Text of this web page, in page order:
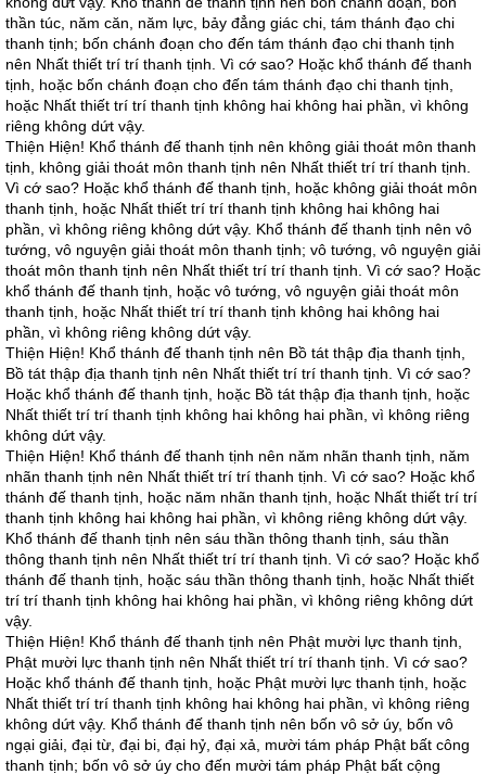
thần túc, năm căn, năm lực, bảy đẳng giác chi, tám thánh đạo chi
thanh tịnh; bốn chánh đoạn cho đến tám thánh đạo chi thanh tịnh
nên Nhất thiết trí trí thanh tịnh. Vì cớ sao? Hoặc khổ thánh đế thanh
tịnh, hoặc bốn chánh đoạn cho đến tám thánh đạo chi thanh tịnh,
hoặc Nhất thiết trí trí thanh tịnh không hai không hai phần, vì không
riêng không dứt vậy.
Thiện Hiện! Khổ thánh đế thanh tịnh nên không giải thoát môn thanh
tịnh, không giải thoát môn thanh tịnh nên Nhất thiết trí trí thanh tịnh.
Vì cớ sao? Hoặc khổ thánh đế thanh tịnh, hoặc không giải thoát môn
thanh tịnh, hoặc Nhất thiết trí trí thanh tịnh không hai không hai
phần, vì không riêng không dứt vậy. Khổ thánh đế thanh tịnh nên vô
tướng, vô nguyện giải thoát môn thanh tịnh; vô tướng, vô nguyện giải
thoát môn thanh tịnh nên Nhất thiết trí trí thanh tịnh. Vì cớ sao? Hoặc
khổ thánh đế thanh tịnh, hoặc vô tướng, vô nguyện giải thoát môn
thanh tịnh, hoặc Nhất thiết trí trí thanh tịnh không hai không hai
phần, vì không riêng không dứt vậy.
Thiện Hiện! Khổ thánh đế thanh tịnh nên Bồ tát thập địa thanh tịnh,
Bồ tát thập địa thanh tịnh nên Nhất thiết trí trí thanh tịnh. Vì cớ sao?
Hoặc khổ thánh đế thanh tịnh, hoặc Bồ tát thập địa thanh tịnh, hoặc
Nhất thiết trí trí thanh tịnh không hai không hai phần, vì không riêng
không dứt vậy.
Thiện Hiện! Khổ thánh đế thanh tịnh nên năm nhãn thanh tịnh, năm
nhãn thanh tịnh nên Nhất thiết trí trí thanh tịnh. Vì cớ sao? Hoặc khổ
thánh đế thanh tịnh, hoặc năm nhãn thanh tịnh, hoặc Nhất thiết trí trí
thanh tịnh không hai không hai phần, vì không riêng không dứt vậy.
Khổ thánh đế thanh tịnh nên sáu thần thông thanh tịnh, sáu thần
thông thanh tịnh nên Nhất thiết trí trí thanh tịnh. Vì cớ sao? Hoặc khổ
thánh đế thanh tịnh, hoặc sáu thần thông thanh tịnh, hoặc Nhất thiết
trí trí thanh tịnh không hai không hai phần, vì không riêng không dứt
vậy.
Thiện Hiện! Khổ thánh đế thanh tịnh nên Phật mười lực thanh tịnh,
Phật mười lực thanh tịnh nên Nhất thiết trí trí thanh tịnh. Vì cớ sao?
Hoặc khổ thánh đế thanh tịnh, hoặc Phật mười lực thanh tịnh, hoặc
Nhất thiết trí trí thanh tịnh không hai không hai phần, vì không riêng
không dứt vậy. Khổ thánh đế thanh tịnh nên bốn vô sở úy, bốn vô
ngại giải, đại từ, đại bi, đại hỷ, đại xả, mười tám pháp Phật bất công
thanh tịnh; bốn vô sở úy cho đến mười tám pháp Phật bất cộng